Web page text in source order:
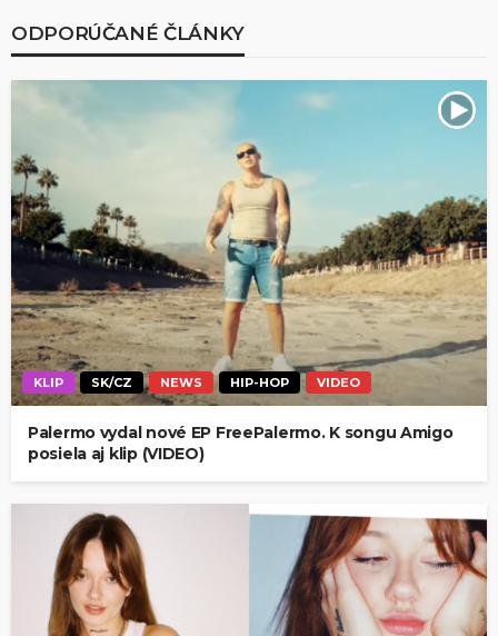
ODPORÚČANÉ ČLÁNKY
KLIP SK/CZ NEWS HIP-HOP VIDEO
Palermo vydal nové EP FreePalermo. K songu Amigo
posiela aj klip (VIDEO)